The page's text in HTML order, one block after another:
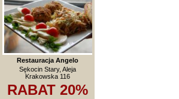
Restauracja Angelo
Sękocin Stary, Aleja
Krakowska 116
RABAT 20%